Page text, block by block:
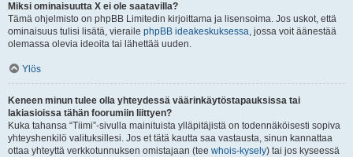
Miksi ominaisuutta X ei ole saatavilla?
Tämä ohjelmisto on phpBB Limitedin kirjoittama ja lisensoima. Jos uskot, että
ominaisuus tulisi lisätä, vieraile phpBB ideakeskuksessa, jossa voit äänestää
olemassa olevia ideoita tai lähettää uuden.
Ylös
Keneen minun tulee olla yhteydessä väärinkäytöstapauksissa tai
lakiasioissa tähän foorumiin liittyen?
Kuka tahansa “Tiimi”-sivulla mainituista ylläpitäjistä on todennäköisesti sopiva
yhteyshenkilö valituksillesi. Jos et tätä kautta saa vastausta, sinun kannattaa
ottaa yhteyttä verkkotunnuksen omistajaan (tee whois-kysely) tai jos kyseessä